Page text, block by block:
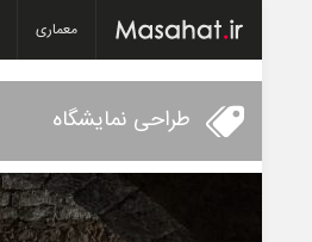
معماری
طراحی نمایشگاه